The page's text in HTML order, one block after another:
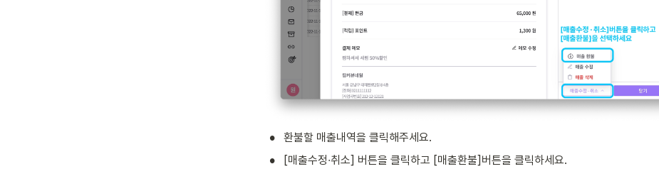
• 환불할 매출내역을 클릭해주세요.
• [매출수정∙취소] 버튼을 클릭하고 [매출환불]버튼을 클릭하세요.